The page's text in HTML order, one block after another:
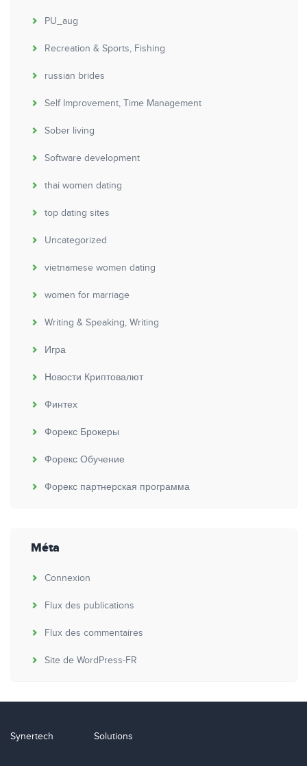
PU_aug
Recreation & Sports, Fishing
russian brides
Self Improvement, Time Management
Sober living
Software development
thai women dating
top dating sites
Uncategorized
vietnamese women dating
women for marriage
Writing & Speaking, Writing
Игра
Новости Криптовалют
Финтех
Форекс Брокеры
Форекс Обучение
Форекс партнерская программа
Méta
Connexion
Flux des publications
Flux des commentaires
Site de WordPress-FR
Synertech Solutions